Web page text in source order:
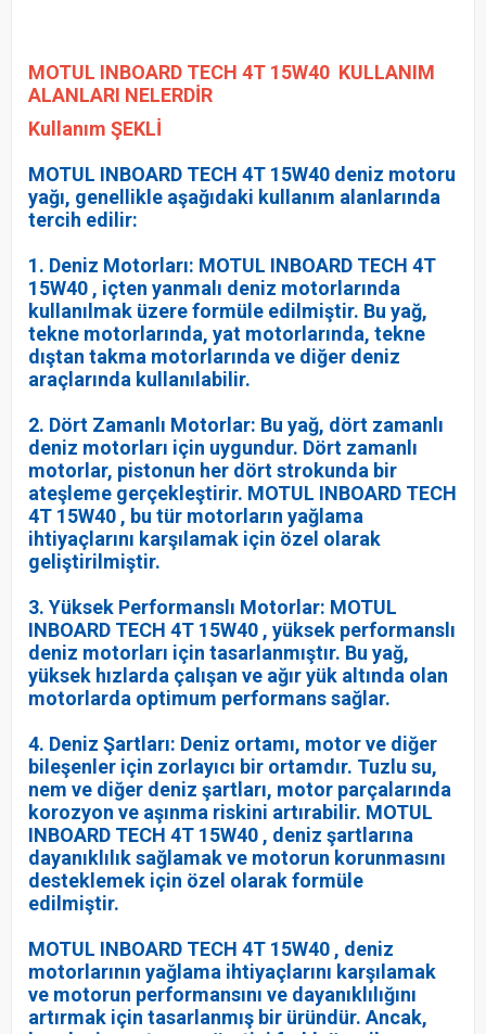
MOTUL INBOARD TECH 4T 15W40 KULLANIM
ALANLARI NELERDİR
Kullanım ŞEKLİ
MOTUL INBOARD TECH 4T 15W40 deniz motoru
yağı, genellikle aşağıdaki kullanım alanlarında
tercih edilir:
1. Deniz Motorları: MOTUL INBOARD TECH 4T
15W40 , içten yanmalı deniz motorlarında
kullanılmak üzere formüle edilmiştir. Bu yağ,
tekne motorlarında, yat motorlarında, tekne
dıştan takma motorlarında ve diğer deniz
araçlarında kullanılabilir.
2. Dört Zamanlı Motorlar: Bu yağ, dört zamanlı
deniz motorları için uygundur. Dört zamanlı
motorlar, pistonun her dört strokunda bir
ateşleme gerçekleştirir. MOTUL INBOARD TECH
4T 15W40 , bu tür motorların yağlama
ihtiyaçlarını karşılamak için özel olarak
geliştirilmiştir.
3. Yüksek Performanslı Motorlar: MOTUL
INBOARD TECH 4T 15W40 , yüksek performanslı
deniz motorları için tasarlanmıştır. Bu yağ,
yüksek hızlarda çalışan ve ağır yük altında olan
motorlarda optimum performans sağlar.
4. Deniz Şartları: Deniz ortamı, motor ve diğer
bileşenler için zorlayıcı bir ortamdır. Tuzlu su,
nem ve diğer deniz şartları, motor parçalarında
korozyon ve aşınma riskini artırabilir. MOTUL
INBOARD TECH 4T 15W40 , deniz şartlarına
dayanıklılık sağlamak ve motorun korunmasını
desteklemek için özel olarak formüle
edilmiştir.
MOTUL INBOARD TECH 4T 15W40 , deniz
motorlarının yağlama ihtiyaçlarını karşılamak
ve motorun performansını ve dayanıklılığını
artırmak için tasarlanmış bir üründür. Ancak,